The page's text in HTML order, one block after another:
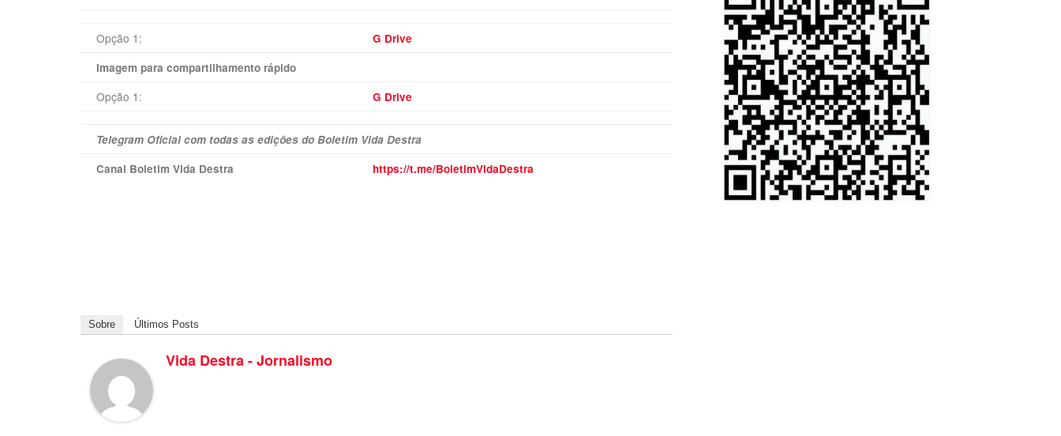
Opção 1:
G Drive
Imagem para compartilhamento rápido
Opção 1: G Drive
Telegram Oficial com todas as edições do Boletim Vida Destra
Canal Boletim Vida Destra
https://t.me/BoletimVidaDestra
Sobre Últimos Posts
Vida Destra - Jornalismo